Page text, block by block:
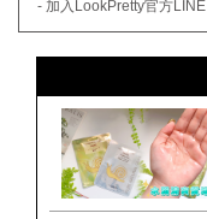
- 加入LookPretty官方LINE